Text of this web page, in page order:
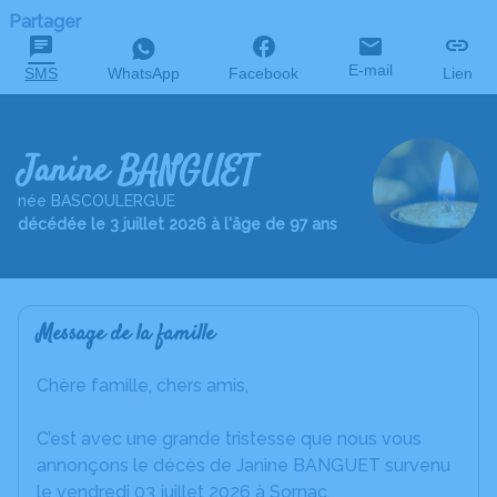
Partager
SMS WhatsApp Facebook E-mail Lien
Janine BANGUET
née BASCOULERGUE
décédée le 3 juillet 2026 à l'âge de 97 ans
Message de la famille
Chère famille, chers amis,
C’est avec une grande tristesse que nous vous
annonçons le décès de Janine BANGUET survenu
le vendredi 03 juillet 2026 à Sornac.